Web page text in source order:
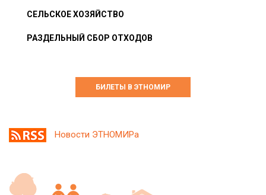
СЕЛЬСКОЕ ХОЗЯЙСТВО
РАЗДЕЛЬНЫЙ СБОР ОТХОДОВ
БИЛЕТЫ В ЭТНОМИР
Новости ЭТНОМИРа